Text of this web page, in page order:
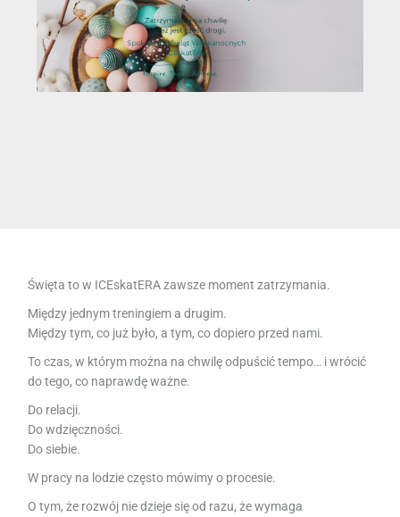
Święta to w ICEskatERA zawsze moment zatrzymania.
Między jednym treningiem a drugim.
Między tym, co już było, a tym, co dopiero przed nami.
To czas, w którym można na chwilę odpuścić tempo… i wrócić
do tego, co naprawdę ważne.
Do relacji.
Do wdzięczności.
Do siebie.
W pracy na lodzie często mówimy o procesie.
O tym, że rozwój nie dzieje się od razu, że wymaga